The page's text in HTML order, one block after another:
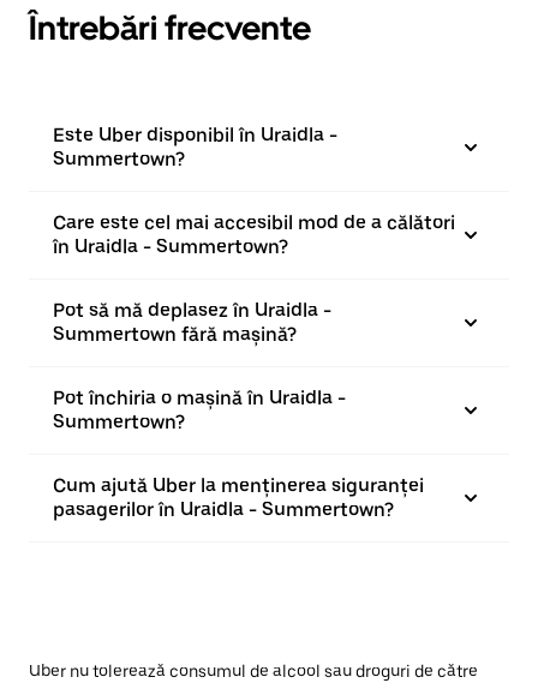
Întrebări frecvente
Este Uber disponibil în Uraidla -
Summertown?
Care este cel mai accesibil mod de a călători
în Uraidla - Summertown?
Pot să mă deplasez în Uraidla -
Summertown fără mașină?
Pot închiria o mașină în Uraidla -
Summertown?
Cum ajută Uber la menținerea siguranței
pasagerilor în Uraidla - Summertown?
Uber nu tolerează consumul de alcool sau droguri de către